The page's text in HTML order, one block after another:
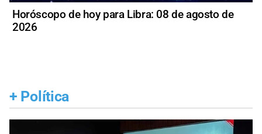
Horóscopo de hoy para Libra: 08 de agosto de
2026
+ Política